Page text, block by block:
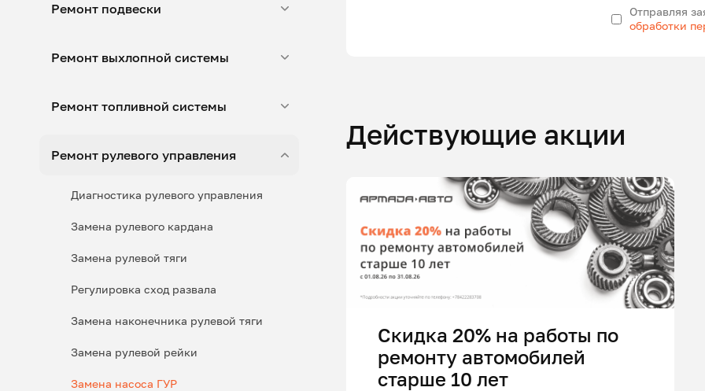
Ремонт подвески
Ремонт выхлопной системы
Ремонт топливной системы
Ремонт рулевого управления
Диагностика рулевого управления
Замена рулевого кардана
Замена рулевой тяги
Регулировка сход развала
Замена наконечника рулевой тяги
Замена рулевой рейки
Замена насоса ГУР
Отправляя
обработки
Действующие акции
Скидка 20% на работы по
ремонту автомобилей
старше 10 лет